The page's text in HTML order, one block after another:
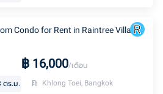
Condo for Rent in Raintree Villa
฿ 16,000/เดือน
ตร.ม. Khlong Toei, Bangkok